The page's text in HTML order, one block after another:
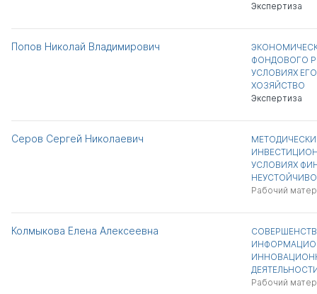
Экспертиза
Попов Николай Владимирович
ФОНДОВОГО
УСЛОВИЯХ
ХОЗЯЙСТВО
Экспертиза
Серов Сергей Николаевич
УСЛОВИЯХ
Рабочий
Колмыкова Елена Алексеевна
Рабочий